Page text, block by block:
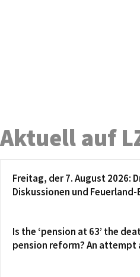
Aktuell auf
Freitag, der 7. August 2026:
Diskussionen und
Is the ‘pension at 63’ the
pension reform? An attempt